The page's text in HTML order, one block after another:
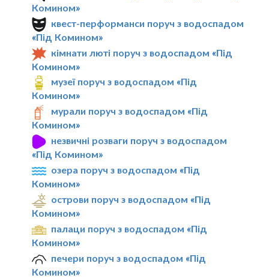
Комином»
квест-перформанси поруч з водоспадом
«Під Комином»
кімнати люті поруч з водоспадом «Під
Комином»
музеї поруч з водоспадом «Під
Комином»
мурали поруч з водоспадом «Під
Комином»
незвичні розваги поруч з водоспадом
«Під Комином»
озера поруч з водоспадом «Під
Комином»
острови поруч з водоспадом «Під
Комином»
палаци поруч з водоспадом «Під
Комином»
печери поруч з водоспадом «Під
Комином»